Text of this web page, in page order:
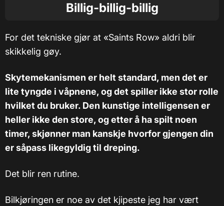
Billig-billig-billig
For det tekniske gjør at «Saints Row» aldri blir
skikkelig gøy.
Skytemekanismen er helt standard, men det er
lite tyngde i våpnene, og det spiller ikke stor rolle
hvilket du bruker. Den kunstige intelligensen er
heller ikke den store, og etter å ha spilt noen
timer, skjønner man kanskje hvorfor gjengen din
er såpass likegyldig til dreping.
Det blir ren rutine.
Bilkjøringen er noe av det kjipeste jeg har vært